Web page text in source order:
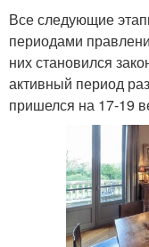
Все следующие
периодами
них становился
активный период
пришелся на 17-19